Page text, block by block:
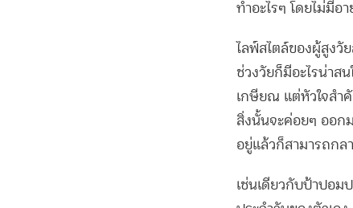
ทำอะไรๆ โดยไม่มีอ
ไลฟ์สไตล์ของผู้สูงวั
ช่วงวัยก็มีอะไรน่าส
เกษียณ แต่หัวใจสำ
สิ่งนั้นจะค่อยๆ ออกม
อยู่แล้วก็สามารถกล
เช่นเดียวกับป้าปอม